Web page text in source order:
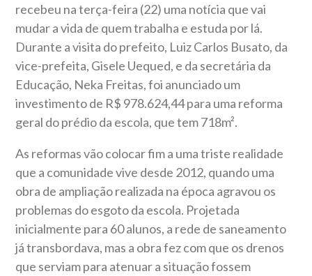
recebeu na terça-feira (22) uma notícia que vai
mudar a vida de quem trabalha e estuda por lá.
Durante a visita do prefeito, Luiz Carlos Busato, da
vice-prefeita, Gisele Uequed, e da secretária da
Educação, Neka Freitas, foi anunciado um
investimento de R$ 978.624,44 para uma reforma
geral do prédio da escola, que tem 718m².
As reformas vão colocar fim a uma triste realidade
que a comunidade vive desde 2012, quando uma
obra de ampliação realizada na época agravou os
problemas do esgoto da escola. Projetada
inicialmente para 60 alunos, a rede de saneamento
já transbordava, mas a obra fez com que os drenos
que serviam para atenuar a situação fossem